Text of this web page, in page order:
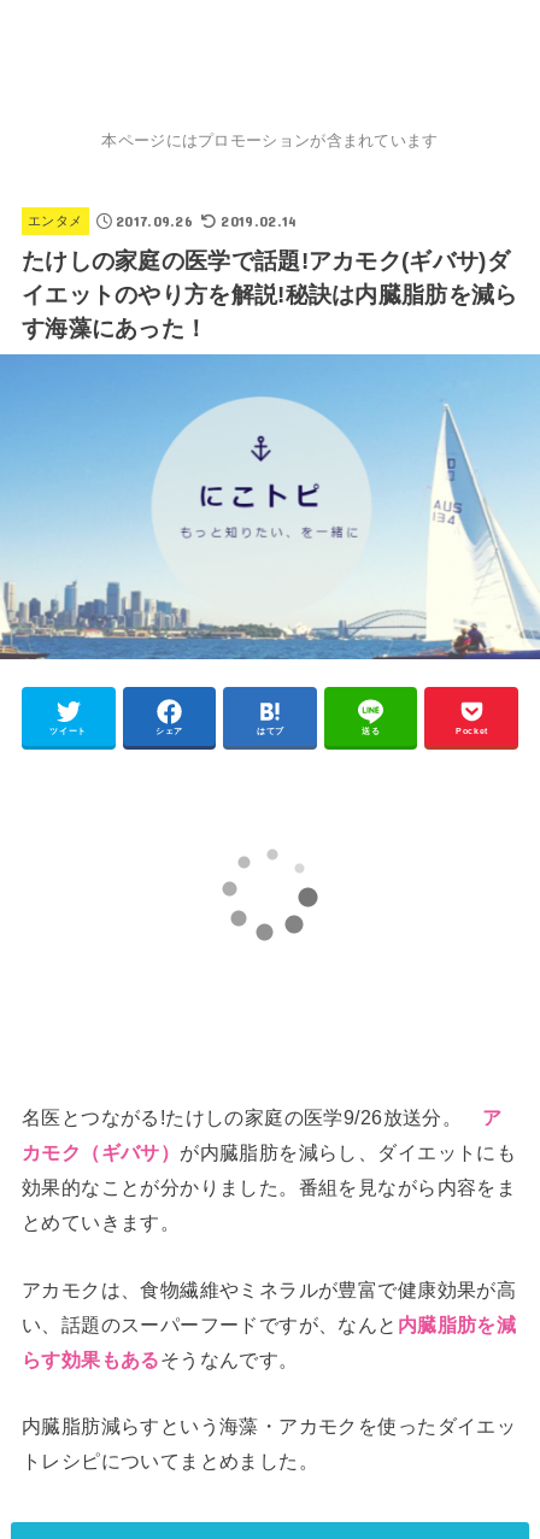
本ページにはプロモーションが含まれています
エンタメ 2017.09.26 2019.02.14
たけしの家庭の医学で話題!アカモク(ギバサ)ダ
イエットのやり方を解説!秘訣は内臓脂肪を減ら
す海藻にあった！
ツイート シェア はてブ 送る Pocket
名医とつながる!たけしの家庭の医学9/26放送分。
ア
カモク（ギバサ） が内臓脂肪を減らし、ダイエットにも
効果的なことが分かりました。番組を見ながら内容をま
とめていきます。
アカモクは、食物繊維やミネラルが豊富で健康効果が高
い、話題のスーパーフードですが、なんと 内臓脂肪を減
らす効果もあるそうなんです。
内臓脂肪減らすという海藻・アカモクを使ったダイエッ
トレシピについてまとめました。